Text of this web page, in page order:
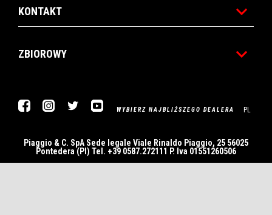
KONTAKT
ZBIOROWY
FacebookInstagram
Twitter YouTube
WYBIERZ NAJBLIŻSZEGO DEALERA PL
Piaggio & C. SpA Sede legale Viale Rinaldo Piaggio, 25 56025
Pontedera (PI) Tel. +39 0587.272111 P. Iva 01551260506